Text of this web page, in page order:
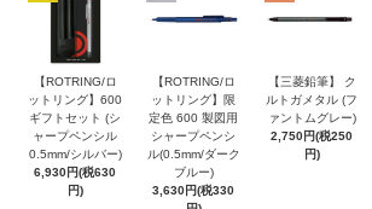
【ROTRING/ロ
ットリング】600
ギフトセット (シ
ャープペンシル
0.5mm/シルバー)
6,930円(税630
円)
【ROTRING/ロ
ットリング】限
定色 600 製図用
シャープペンシ
ル(0.5mm/ダーク
ブルー)
3,630円(税330
【三菱鉛筆】 ク
ルトガメタル (フ
ァントムグレー)
2,750円(税250
円)